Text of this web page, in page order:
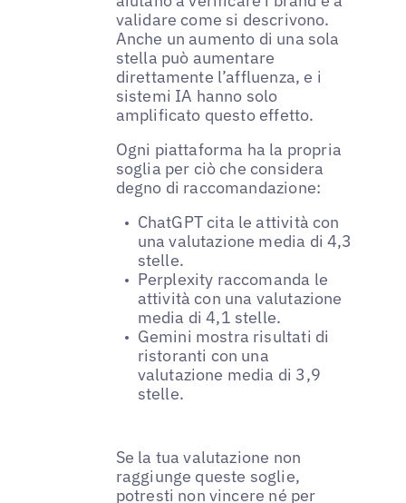
validare come si descrivono.
Anche un aumento di una sola
stella può aumentare
direttamente l’affluenza, e i
sistemi IA hanno solo
amplificato questo effetto.
Ogni piattaforma ha la propria
soglia per ciò che considera
degno di raccomandazione:
ChatGPT cita le attività con
una valutazione media di 4,3
stelle.
Perplexity raccomanda le
attività con una valutazione
media di 4,1 stelle.
Gemini mostra risultati di
ristoranti con una
valutazione media di 3,9
stelle.
Se la tua valutazione non
raggiunge queste soglie,
potresti non vincere né per